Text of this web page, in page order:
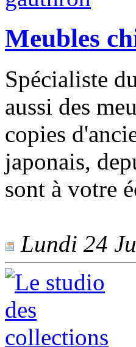
Meubles
Spécialiste
aussi des
copies
japonais,
sont à votre
Lundi 24